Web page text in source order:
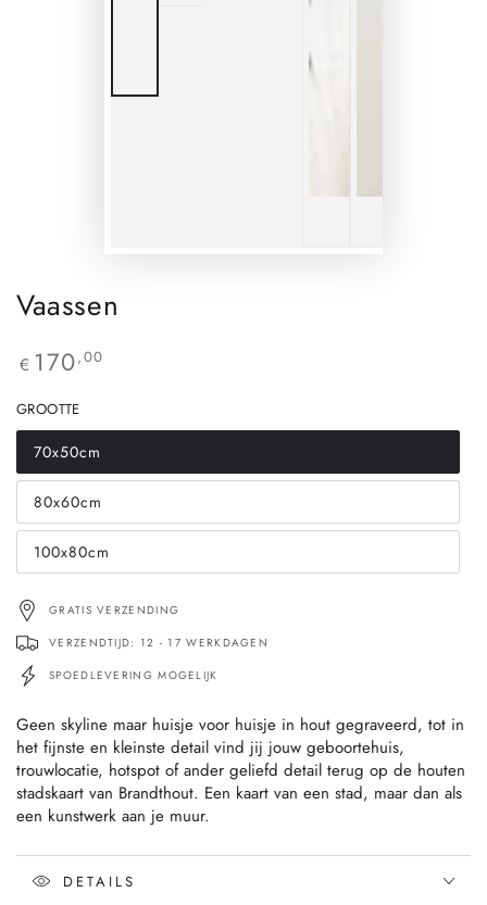
Vaassen
€ 170,00
GROOTTE
70x50cm
Translation
missing:
nl.products.product.variant_sold_out_or_unavailable
80x60cm
Translation
missing:
nl.products.product.variant_sold_out_or_unavailable
100x80cm
Translation
missing:
GRATIS VERZENDING
VERZENDTIJD: 12 - 17 WERKDAGEN
SPOEDLEVERING MOGELIJK
Geen skyline maar huisje voor huisje in hout gegraveerd, tot in
het fijnste en kleinste detail vind jij jouw geboortehuis,
trouwlocatie, hotspot of ander geliefd detail terug op de houten
stadskaart van Brandthout. Een kaart van een stad, maar dan als
een kunstwerk aan je muur.
DETAILS